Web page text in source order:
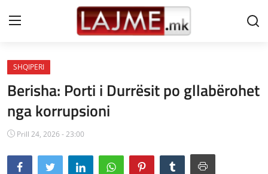
Shtëpi
LAJME MAQEDONI
SHQIPERI
KOSOVA
SHQIPERI
Berisha: Porti i Durrësit po gllabërohet
nga korrupsioni
Prill 24, 2026 - 23:00